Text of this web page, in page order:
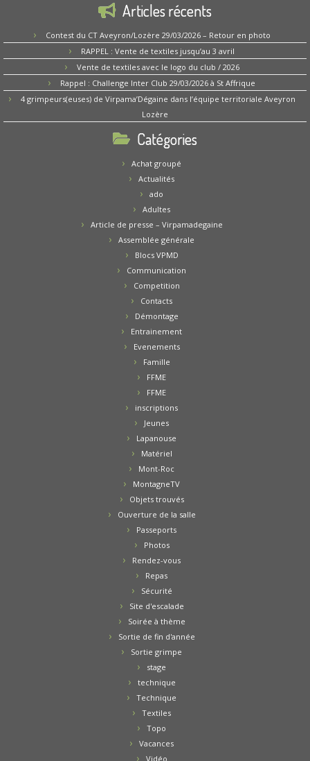
Articles récents
Contest du CT Aveyron/Lozère 29/03/2026 – Retour en photo
RAPPEL : Vente de textiles jusqu’au 3 avril
Vente de textiles avec le logo du club / 2026
Rappel : Challenge Inter Club 29/03/2026 à St Affrique
4 grimpeurs(euses) de Virpama’Dégaine dans l’équipe territoriale Aveyron
Lozère
Catégories
Achat groupé
Actualités
ado
Adultes
Article de presse – Virpamadegaine
Assemblée générale
Blocs VPMD
Communication
Competition
Contacts
Démontage
Entrainement
Evenements
Famille
FFME
FFME
inscriptions
Jeunes
Lapanouse
Matériel
Mont-Roc
MontagneTV
Objets trouvés
Ouverture de la salle
Passeports
Photos
Rendez-vous
Repas
Sécurité
Site d'escalade
Soirée à thème
Sortie de fin d'année
Sortie grimpe
stage
technique
Technique
Textiles
Topo
Vacances
Vidéo